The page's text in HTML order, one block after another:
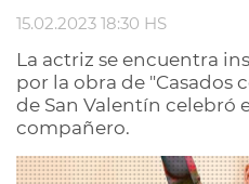
15.02.2023 18:30 HS
La actriz se encuentra
por la obra de "Casados
de San Valentín celebró
compañero.